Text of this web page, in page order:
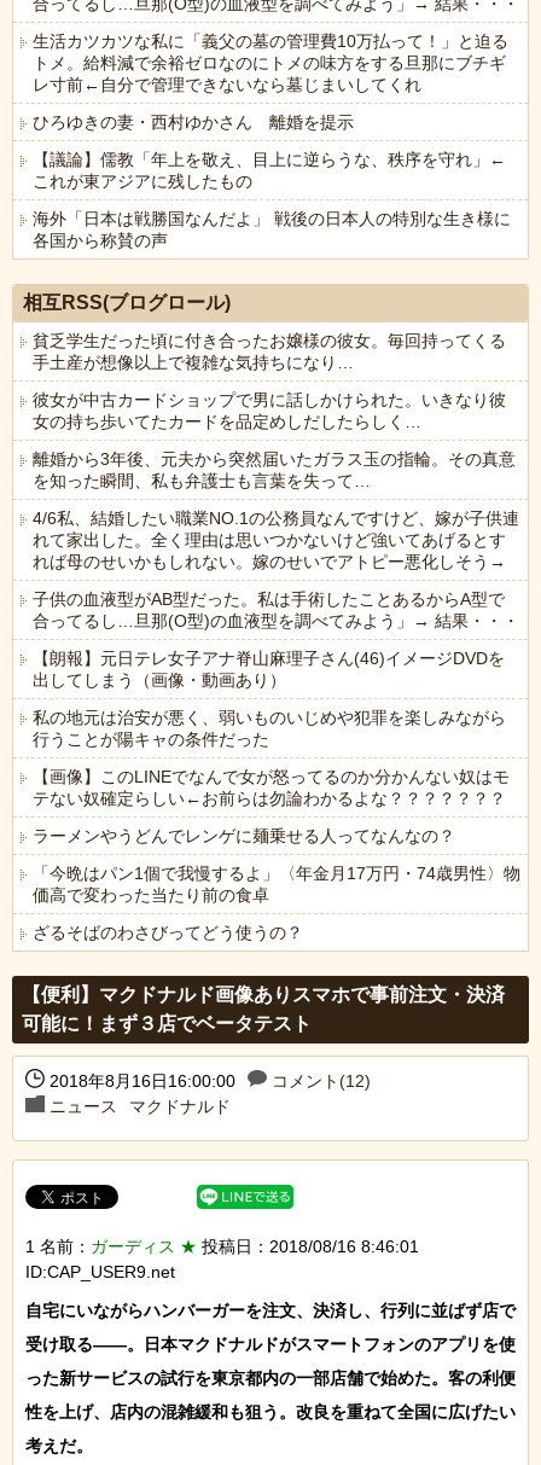
合ってるし…旦那(O型)の血液型を調べてみよう」→ 結果・・・
生活カツカツな私に「義父の墓の管理費10万払って！」と迫る
トメ。給料減で余裕ゼロなのにトメの味方をする旦那にブチギ
レ寸前←自分で管理できないなら墓じまいしてくれ
ひろゆきの妻・西村ゆかさん 離婚を提示
【議論】儒教「年上を敬え、目上に逆らうな、秩序を守れ」←
これが東アジアに残したもの
海外「日本は戦勝国なんだよ」 戦後の日本人の特別な生き様に
各国から称賛の声
相互RSS(ブログロール)
貧乏学生だった頃に付き合ったお嬢様の彼女。毎回持ってくる
手土産が想像以上で複雑な気持ちになり…
彼女が中古カードショップで男に話しかけられた。いきなり彼
女の持ち歩いてたカードを品定めしだしたらしく…
離婚から3年後、元夫から突然届いたガラス玉の指輪。その真意
を知った瞬間、私も弁護士も言葉を失って…
4/6私、結婚したい職業NO.1の公務員なんですけど、嫁が子供連
れて家出した。全く理由は思いつかないけど強いてあげるとす
れば母のせいかもしれない。嫁のせいでアトピー悪化しそう→
子供の血液型がAB型だった。私は手術したことあるからA型で
合ってるし…旦那(O型)の血液型を調べてみよう」→ 結果・・・
【朗報】元日テレ女子アナ脊山麻理子さん(46)イメージDVDを
出してしまう（画像・動画あり）
私の地元は治安が悪く、弱いものいじめや犯罪を楽しみながら
行うことが陽キャの条件だった
【画像】このLINEでなんで女が怒ってるのか分かんない奴はモ
テない奴確定らしい←お前らは勿論わかるよな？？？？？？？
ラーメンやうどんでレンゲに麺乗せる人ってなんなの？
「今晩はパン1個で我慢するよ」〈年金月17万円・74歳男性〉物
価高で変わった当たり前の食卓
ざるそばのわさびってどう使うの？
【便利】マクドナルド画像ありスマホで事前注文・決済
可能に！まず３店でベータテスト
2018年8月16日16:00:00
コメント(12)
ニュース
マクドナルド
1 名前： ガーディス ★ 投稿日：2018/08/16 8:46:01
ID:CAP_USER9.net
自宅にいながらハンバーガーを注文、決済し、行列に並ばず店で
受け取る――。日本マクドナルドがスマートフォンのアプリを使
った新サービスの試行を東京都内の一部店舗で始めた。客の利便
性を上げ、店内の混雑緩和も狙う。改良を重ねて全国に広げたい
考えだ。